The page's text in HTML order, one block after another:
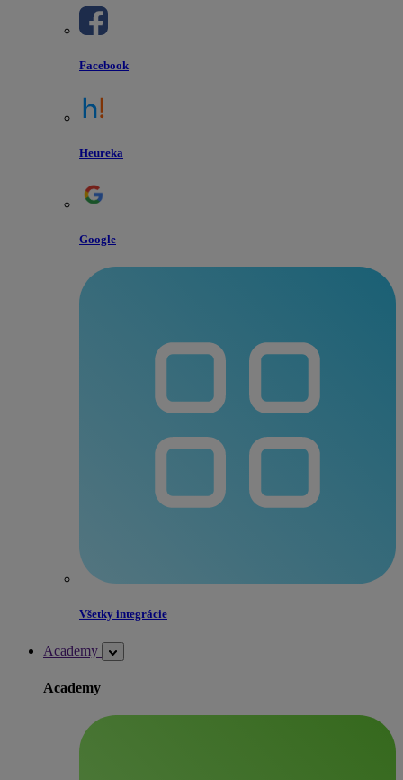
Facebook
Heureka
Google
Všetky integrácie
Academy
Academy